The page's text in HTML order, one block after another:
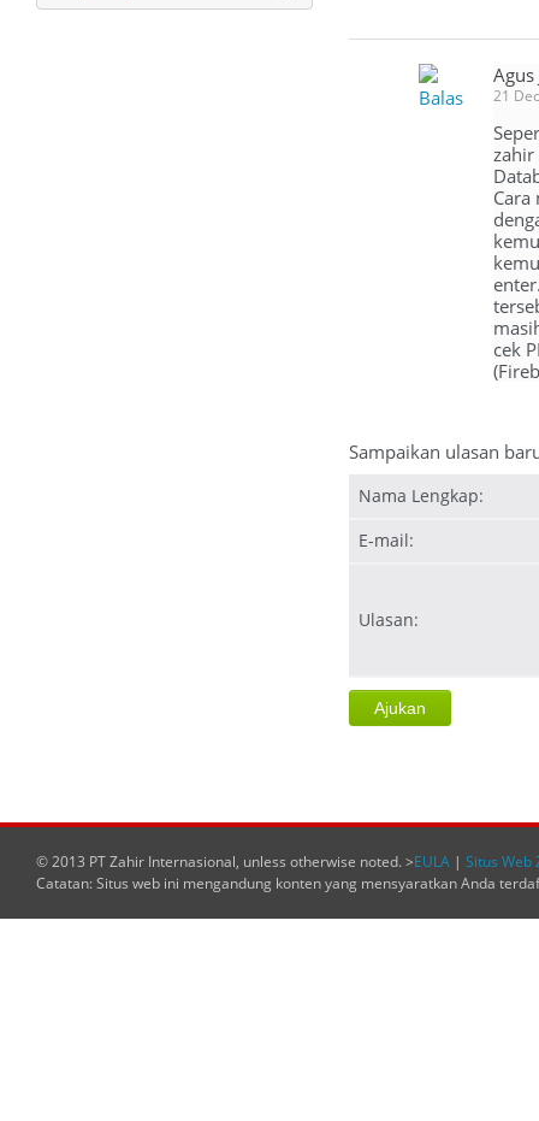
Balas
Agus
21
zahir
cek
Sampaikan ulasan
Nama Lengkap:
E-mail:
Ulasan:
© 2013 PT Zahir Internasional, unless otherwise noted. >EULA | Situs Web
Catatan: Situs web ini mengandung konten yang mensyaratkan Anda